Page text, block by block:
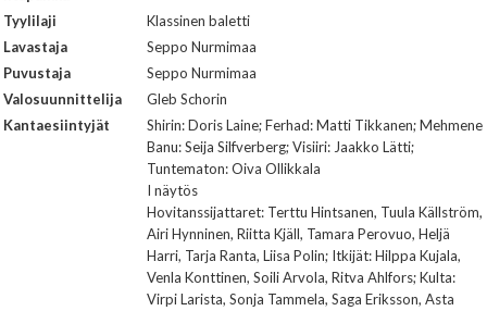
Tyylilaji
Klassinen baletti
Lavastaja
Seppo Nurmimaa
Puvustaja
Seppo Nurmimaa
Valosuunnittelija
Gleb Schorin
Kantaesiintyjät
Shirin: Doris Laine; Ferhad: Matti Tikkanen; Mehmene
Banu: Seija Silfverberg; Visiiri: Jaakko Lätti;
Tuntematon: Oiva Ollikkala
I näytös
Hovitanssijattaret: Terttu Hintsanen, Tuula Källström,
Airi Hynninen, Riitta Kjäll, Tamara Perovuo, Heljä
Harri, Tarja Ranta, Liisa Polin; Itkijät: Hilppa Kujala,
Venla Konttinen, Soili Arvola, Ritva Ahlfors; Kulta:
Virpi Larista, Sonja Tammela, Saga Eriksson, Asta